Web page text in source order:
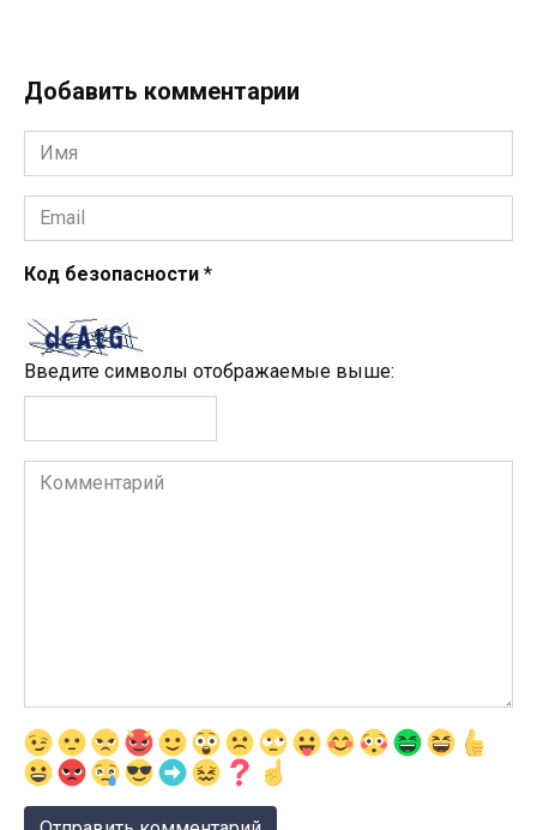
Добавить комментарии
Имя
*
Email
*
Код безопасности *
Введите символы отображаемые выше:
Комментарий